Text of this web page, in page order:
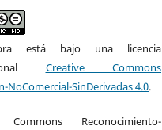
está bajo una licencia
Creative Commons
NoComercial-SinDerivadas 4.0.
Commons Reconocimiento-